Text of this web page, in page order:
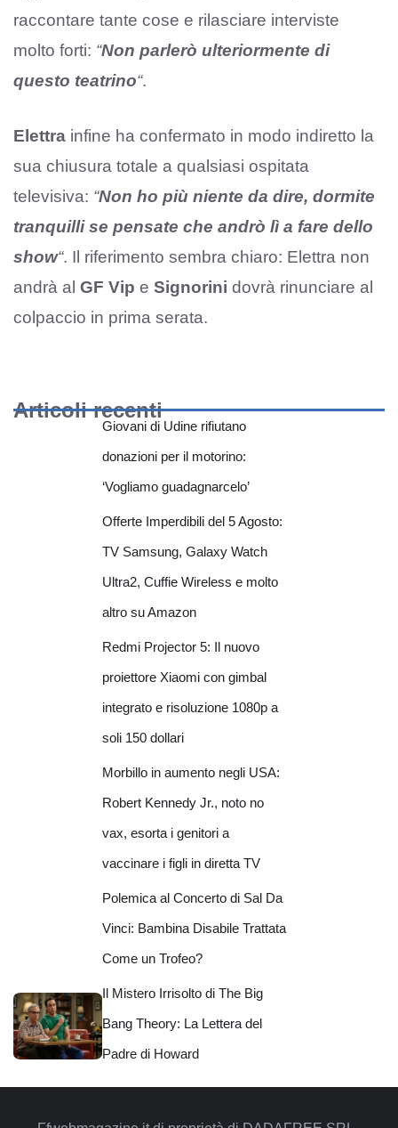
raccontare tante cose e rilasciare interviste
molto forti: “Non parlerò ulteriormente di
questo teatrino“.
Elettra infine ha confermato in modo indiretto la
sua chiusura totale a qualsiasi ospitata
televisiva: “Non ho più niente da dire, dormite
tranquilli se pensate che andrò lì a fare dello
show“. Il riferimento sembra chiaro: Elettra non
andrà al GF Vip e Signorini dovrà rinunciare al
colpaccio in prima serata.
Articoli recenti
Giovani di Udine rifiutano
donazioni per il motorino:
‘Vogliamo guadagnarcelo’
Offerte Imperdibili del 5 Agosto:
TV Samsung, Galaxy Watch
Ultra2, Cuffie Wireless e molto
altro su Amazon
Redmi Projector 5: Il nuovo
proiettore Xiaomi con gimbal
integrato e risoluzione 1080p a
soli 150 dollari
Morbillo in aumento negli USA:
Robert Kennedy Jr., noto no
vax, esorta i genitori a
vaccinare i figli in diretta TV
Polemica al Concerto di Sal Da
Vinci: Bambina Disabile Trattata
Come un Trofeo?
Il Mistero Irrisolto di The Big
Bang Theory: La Lettera del
Padre di Howard